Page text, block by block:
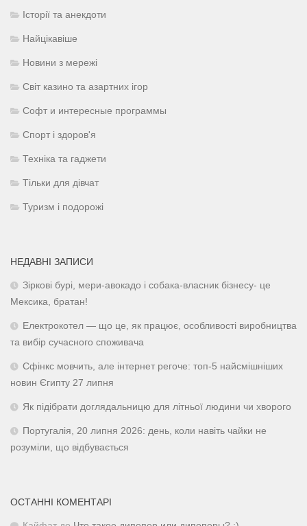
Історії та анекдоти
Найцікавіше
Новини з мережі
Світ казино та азартних ігор
Софт и интересные программы
Спорт і здоров'я
Техніка та гаджети
Тільки для дівчат
Туризм і подорожі
НЕДАВНІ ЗАПИСИ
Зіркові бурі, мери-авокадо і собака-власник бізнесу- це
Мексика, братан!
Електрокотел — що це, як працює, особливості виробництва
та вибір сучасного споживача
Сфінкс мовчить, але інтернет регоче: топ-5 найсмішніших
новин Єгипту 27 липня
Як підібрати доглядальницю для літньої людини чи хворого
Португалія, 20 липня 2026: день, коли навіть чайки не
розуміли, що відбувається
ОСТАННІ КОМЕНТАРІ